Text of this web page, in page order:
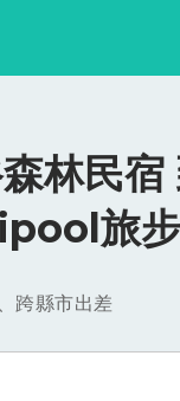
林民
旅步
跨縣市出差